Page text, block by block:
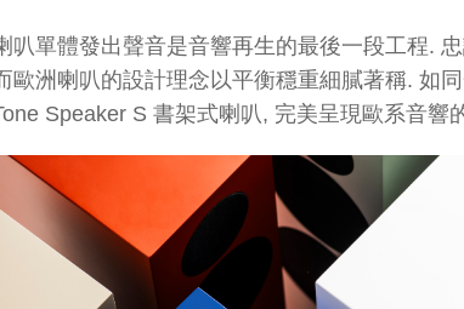
叭單體發出聲音是音響再生的最後一段工程.
歐洲喇叭的設計理念以平衡穩重細膩著稱. 如
Speaker S 書架式喇叭, 完美呈現歐系音